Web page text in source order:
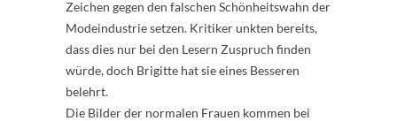
Zeichen gegen den falschen Schönheitswahn der
Modeindustrie setzen. Kritiker unkten bereits,
dass dies nur bei den Lesern Zuspruch finden
würde, doch Brigitte hat sie eines Besseren
belehrt.
Die Bilder der normalen Frauen kommen bei